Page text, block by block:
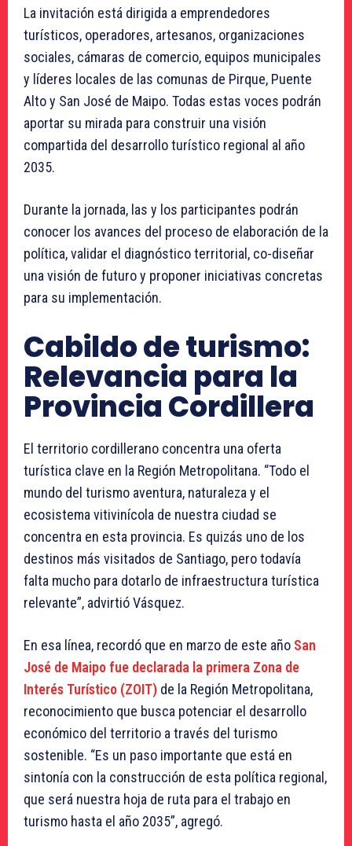
La invitación está dirigida a emprendedores
turísticos, operadores, artesanos, organizaciones
sociales, cámaras de comercio, equipos municipales
y líderes locales de las comunas de Pirque, Puente
Alto y San José de Maipo. Todas estas voces podrán
aportar su mirada para construir una visión
compartida del desarrollo turístico regional al año
2035.
Durante la jornada, las y los participantes podrán
conocer los avances del proceso de elaboración de la
política, validar el diagnóstico territorial, co-diseñar
una visión de futuro y proponer iniciativas concretas
para su implementación.
Cabildo de turismo:
Relevancia para la
Provincia Cordillera
El territorio cordillerano concentra una oferta
turística clave en la Región Metropolitana. “Todo el
mundo del turismo aventura, naturaleza y el
ecosistema vitivinícola de nuestra ciudad se
concentra en esta provincia. Es quizás uno de los
destinos más visitados de Santiago, pero todavía
falta mucho para dotarlo de infraestructura turística
relevante”, advirtió Vásquez.
En esa línea, recordó que en marzo de este año San
José de Maipo fue declarada la primera Zona de
Interés Turístico (ZOIT) de la Región Metropolitana,
reconocimiento que busca potenciar el desarrollo
económico del territorio a través del turismo
sostenible. “Es un paso importante que está en
sintonía con la construcción de esta política regional,
que será nuestra hoja de ruta para el trabajo en
turismo hasta el año 2035”, agregó.